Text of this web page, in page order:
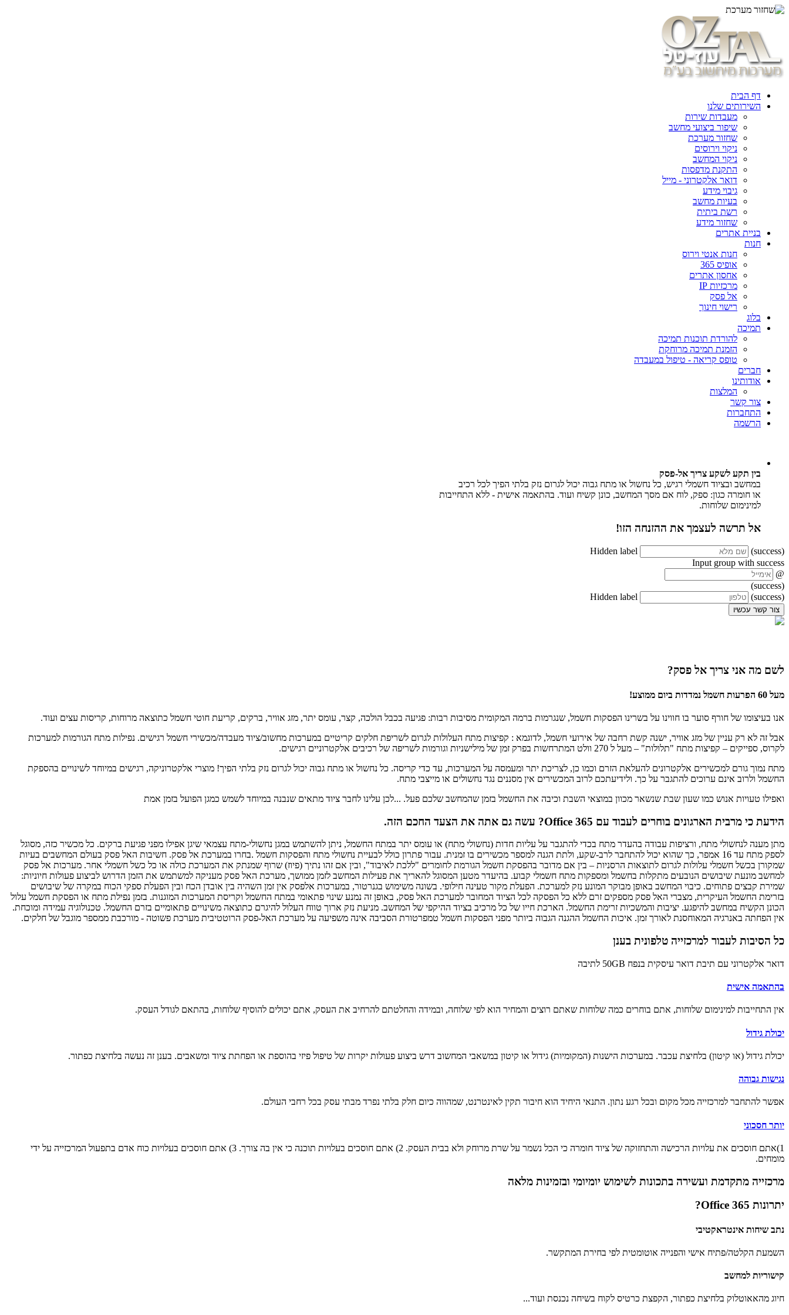
דף הבית
השירותים שלנו
מעבדות שירות
שיפור ביצועי מחשב
שחזור מערכת
ניקוי וירוסים
ניקוי המחשב
התקנת מדפסות
דואר אלקטרוני - מייל
גיבוי מידע
בעיות מחשב
רשת ביתית
שחזור מידע
בניית אתרים
חנות
חנות אנטי וירוס
אופיס 365
אחסון אתרים
מרכזיות IP
אל פסק
רישוי חינוך
בלוג
תמיכה
להורדת תוכנות תמיכה
הזמנת תמיכה מרוחקת
טופס קריאה - טיפול במעבדה
חברים
אודותינו
המלצות
צור קשר
התחברות
הרשמה
בין תקע לשקע צריך אל-פסק
במחשב ובציוד חשמלי רגיש, כל נחשול או מתח גבוה יכול לגרום נזק בלתי הפיך לכל רכיב
או חומרה כגון: ספק, לוח אם מסך המחשב, כונן קשיח ועוד. בהתאמה אישית - ללא התחייבות
למינימום שלוחות.
אל תרשה לעצמך את ההזנחה הזו!
Hidden label
(success)
Input group with success
@
(success)
Hidden label
(success)
צור קשר עכשיו
לשם מה אני צריך אל פסק?
מעל 60 הפרעות חשמל נמדדות ביום ממוצע!
אנו בעיצומו של חורף סוער בו חווינו על בשרינו הפסקות חשמל, שנגרמות ברמה המקומית מסיבות רבות: פגיעה בכבל הולכה, קצר, עומס יתר, מזג אוויר, ברקים, קריעת חוטי חשמל כתוצאה מרוחות, קריסות עצים ועוד.
אבל זה לא רק עניין של מזג אוויר, ישנה קשת רחבה של אירועי חשמל, לדוגמא : קפיצות מתח העלולות לגרום לשריפת חלקים קריטיים במערכות מחשוב/ציוד מעבדה/מכשירי חשמל רגישים. נפילות מתח הגורמות למערכות
לקרוס, ספייקים – קפיצות מתח "תלולות" – מעל ל 270 וולט המתרחשות בפרק זמן של מילישניות וגורמות לשריפה של רכיבים אלקטרוניים רגישים.
מתח נמוך גורם למכשירים אלקטרונים להעלאת הזרם וכמו כן, לצריכת יתר ומעמסה על המערכות, עד כדי קריסה. כל נחשול או מתח גבוה יכול לגרום נזק בלתי הפיך! מוצרי אלקטרוניקה, רגישים במיוחד לשינויים בהספקת
החשמל ולרוב אינם ערוכים להתגבר על כך. ולידיעתכם לרוב המכשירים אין מסננים נגד נחשולים או מייצבי מתח.
ואפילו טעויות אנוש כמו שעון שבת שנשאר מכוון במוצאי השבת וכיבה את החשמל בזמן שהמחשב שלכם פעל. ...לכן עלינו לחבר ציוד מתאים שנבנה במיוחד לשמש כמגן הפועל בזמן אמת
הידעת כי מרבית הארגונים בוחרים לעבוד עם Office 365? עשה גם אתה את הצעד החכם הזה.
מתן מענה לנחשולי מתח, ורציפות עבודה בהעדר מתח בכדי להתגבר על עליות חדות (נחשולי מתח) או עומס יתר במתח החשמל, ניתן להשתמש במגן נחשולי-מתח עצמאי שיגן אפילו מפני פגיעת ברקים. כל מכשיר כזה, מסוגל
לספק מתח עד 16 אמפר, כך שהוא יכול להתחבר לרב-שקע, ולתת הגנה למספר מכשירים בו זמנית. עבור פתרון כולל לבעיית נחשולי מתח והפסקות חשמל .בחרו במערכת אל פסק. חשיבות האל פסק בעולם המחשבים בעיות
שמקורן בכשל חשמלי עלולות לגרום לתוצאות הרסניות – בין אם מדובר בהפסקת חשמל הגורמת לחומרים "ללכת לאיבוד", ובין אם זהו נתיך (פיוז) שרוף שמנתק את המערכת כולה או כל כשל חשמלי אחר. מערכות אל פסק
למחשב מונעת שיבושים הנובעים מתקלות בחשמל ומספקות מתח חשמלי קבוע. בהיעדר מטען המסוגל להאריך את פעילות המחשב לזמן ממושך, מערכת האל פסק מעניקה למשתמש את הזמן הדרוש לביצוע פעולות חיוניות:
שמירת קבצים פתוחים. כיבוי המחשב באופן מבוקר המונע נזק למערכת. הפעלת מקור טעינה חילופי. בשונה משימוש בגנרטור, במערכות אלפסק אין זמן השהיה בין אובדן הכח ובין הפעלת ספקי הכוח במקרה של שיבושים
בזרימת החשמל העיקרית, מצברי האל פסק מספקים זרם ללא כל הפסקה לכל הציוד המחובר למערכת האל פסק, באופן זה נמנע שינוי פתאומי במתח החשמל וקריסת המערכות המוגנות. בזמן נפילת מתח או הפסקת חשמל עלול
הכונן הקשיח במחשב להיפגע. יציבות והמשכיות זרימת החשמל. הארכת חייו של כל מרכיב בציוד ההיקפי של המחשב. מניעת נזק ארוך טווח העלול להיגרם כתוצאה משינויים פתאומיים בזרם החשמל. טכנולוגיה עמידה ומוכחת.
אין הפחתה באנרגיה המאוחסנת לאורך זמן. איכות החשמל ההגנה הגבוה ביותר מפני הפסקות חשמל טמפרטורת הסביבה אינה משפיעה על מערכת האל-פסק הרוטטיבית מערכת פשוטה - מורכבת ממספר מוגבל של חלקים.
כל הסיבות לעבור למרכזייה טלפונית בענן
דואר אלקטרוני עם תיבת דואר עיסקית בנפח ‎50GB לתיבה
בהתאמה אישית
אין התחייבות למינימום שלוחות, אתם בוחרים כמה שלוחות שאתם רוצים והמחיר הוא לפי שלוחה, ובמידה והחלטתם להרחיב את העסק, אתם יכולים להוסיף שלוחות, בהתאם לגודל העסק.
יכולת גידול
יכולת גידול (או קיטון) בלחיצת עכבר. במערכות הישנות (המקומיות) גידול או קיטון במשאבי המחשוב דרש ביצוע פעולות יקרות של טיפול פיזי בהוספת או הפחתת ציוד ומשאבים. בענן זה נעשה בלחיצת כפתור.
נגישות גבוהה
אפשר להתחבר למרכזייה מכל מקום ובכל רגע נתון. התנאי היחיד הוא חיבור תקין לאינטרנט, שמהווה כיום חלק בלתי נפרד מבתי עסק בכל רחבי העולם.
יותר חסכוני
1)אתם חוסכים את עלויות הרכישה והתחזוקה של ציוד חומרה כי הכל נשמר על שרת מרוחק ולא בבית העסק. 2) אתם חוסכים בעלויות תוכנה כי אין בה צורך. 3) אתם חוסכים בעלויות כוח אדם בתפעול המרכזייה על ידי
מומחים.
מרכזייה מתקדמת ועשירה בתכונות לשימוש יומיומי ובזמינות מלאה
יתרונות Office 365?
נתב שיחות אינטראקטיבי
השמעת הקלטה/פתיח אישי והפנייה אוטומטית לפי בחירת המתקשר.
קישוריות למחשב
חיוג מהאאוטלוק בלחיצת כפתור, הקפצת כרטיס לקוח בשיחה נכנסת ועוד...